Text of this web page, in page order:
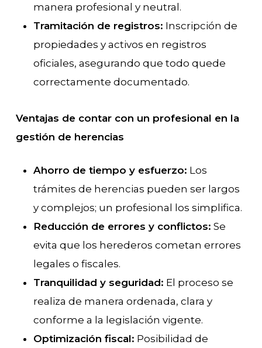
manera profesional y neutral.
Tramitación de registros: Inscripción de
propiedades y activos en registros
oficiales, asegurando que todo quede
correctamente documentado.
Ventajas de contar con un profesional en la
gestión de herencias
Ahorro de tiempo y esfuerzo: Los
trámites de herencias pueden ser largos
y complejos; un profesional los simplifica.
Reducción de errores y conflictos: Se
evita que los herederos cometan errores
legales o fiscales.
Tranquilidad y seguridad: El proceso se
realiza de manera ordenada, clara y
conforme a la legislación vigente.
Optimización fiscal: Posibilidad de